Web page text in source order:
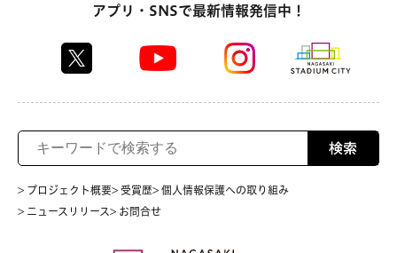
アプリ・SNSで最新情報発信中！
検索
> プロジェクト概要> 受賞歴> 個人情報保護への取り組み
> ニュースリリース> お問合せ